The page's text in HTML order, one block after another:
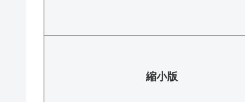
縮小版